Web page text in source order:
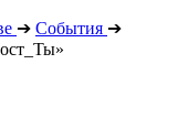
➔ События ➔